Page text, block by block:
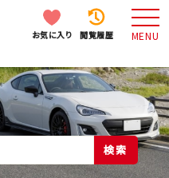
お気に入り 閲覧履歴 MENU
検索